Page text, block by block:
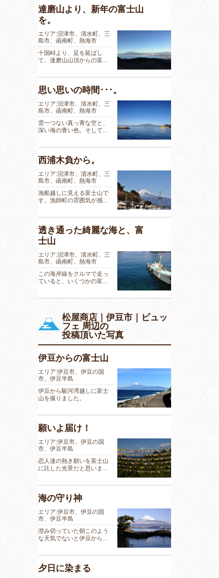
達磨山より、新年の富士山
を。
エリア:沼津市、清水町、三
島市、函南町、熱海市
十国峠より、足を延ばし
て、達磨山山頂からの富…
思い思いの時間･･･。
エリア:沼津市、清水町、三
島市、函南町、熱海市
雲一つない真っ青な空と、
深い海の青い色。そして…
西浦木負から。
エリア:沼津市、清水町、三
島市、函南町、熱海市
漁船越しに見える富士山で
す。漁師町の雰囲気が感…
透き通った綺麗な海と、富
士山
エリア:沼津市、清水町、三
島市、函南町、熱海市
この海岸線をクルマで走っ
ていると、いくつかの富…
松屋商店｜伊豆市｜ビュッ
フェ 周辺の
投稿頂いた写真
伊豆からの富士山
エリア:伊豆市、伊豆の国
市、伊豆半島
伊豆から駿河湾越しに富士
山を撮りました。
願いよ届け！
エリア:伊豆市、伊豆の国
市、伊豆半島
恋人達の熱き願いを富士山
に託した光景だと思いま…
海の守り神
エリア:伊豆市、伊豆の国
市、伊豆半島
澄み切っていた朝このよう
な天気でないと伊豆から…
夕日に染まる